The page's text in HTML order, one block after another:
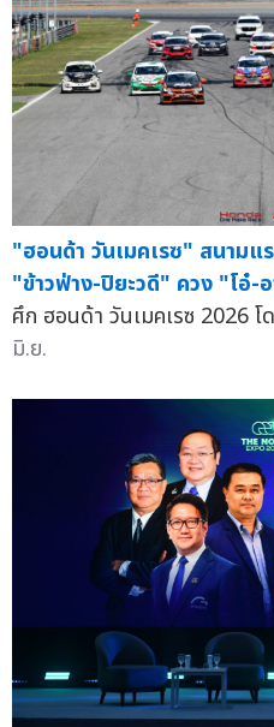
"ฮอนด้า วันเมคเรซ" สนาม
"ข้าวฟ่าง-ปิยะวดี" ควง "โอ๋-
ศึก ฮอนด้า วันเมคเรซ 2026
มิ.ย.